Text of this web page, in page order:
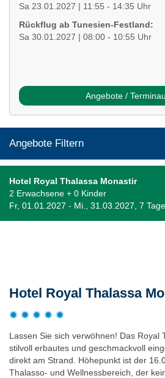
Sa 23.01.2027 | 11:55 - 14:35 Uhr
Rückflug ab Tunesien-Festland:
Sa 30.01.2027 | 08:00 - 10:55 Uhr
Angebote /
Angebote Filtern
Hotel Royal Thalassa Monastir
2 Erwachsene + 0 Kinder
Fr, 01.01.2027 - Mi., 31.03.2027, 7 Tage
Hotel Royal Thalassa
Lassen Sie sich verwöhnen! Das Royal
stilvoll erbautes und geschmackvoll
direkt am Strand. Höhepunkt ist der
Thalasso- und Wellnessbereich, der